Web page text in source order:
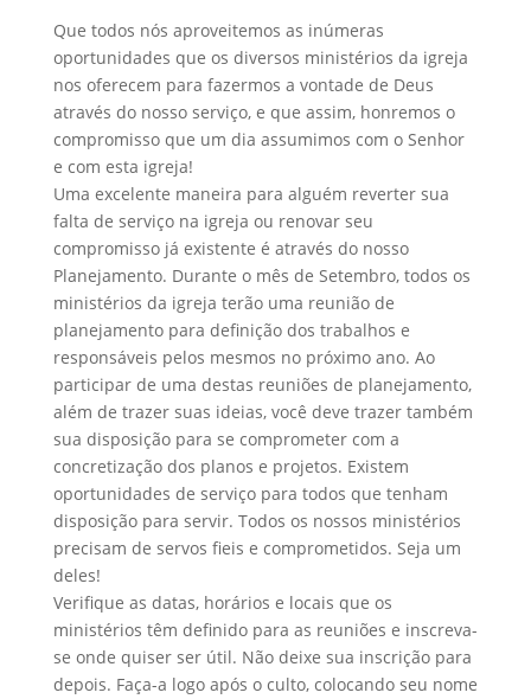
Que todos nós aproveitemos as inúmeras
oportunidades que os diversos ministérios da igreja
nos oferecem para fazermos a vontade de Deus
através do nosso serviço, e que assim, honremos o
compromisso que um dia assumimos com o Senhor
e com esta igreja!
Uma excelente maneira para alguém reverter sua
falta de serviço na igreja ou renovar seu
compromisso já existente é através do nosso
Planejamento. Durante o mês de Setembro, todos os
ministérios da igreja terão uma reunião de
planejamento para definição dos trabalhos e
responsáveis pelos mesmos no próximo ano. Ao
participar de uma destas reuniões de planejamento,
além de trazer suas ideias, você deve trazer também
sua disposição para se comprometer com a
concretização dos planos e projetos. Existem
oportunidades de serviço para todos que tenham
disposição para servir. Todos os nossos ministérios
precisam de servos fieis e comprometidos. Seja um
deles!
Verifique as datas, horários e locais que os
ministérios têm definido para as reuniões e inscreva-
se onde quiser ser útil. Não deixe sua inscrição para
depois. Faça-a logo após o culto, colocando seu nome